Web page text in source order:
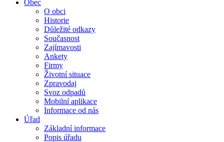
Obec
O obci
Historie
Důležité odkazy
Současnost
Zajímavosti
Ankety
Firmy
Životní situace
Zpravodaj
Svoz odpadů
Mobilní aplikace
Informace od nás
Úřad
Základní informace
Popis úřadu